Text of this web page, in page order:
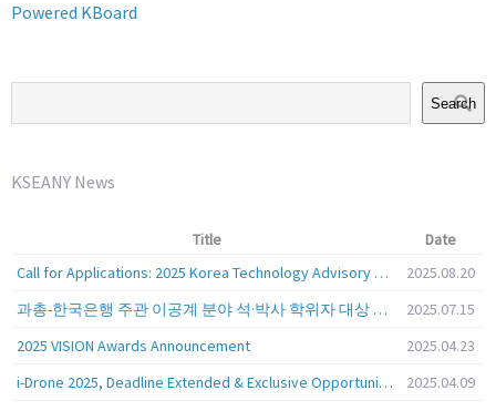
Powered KBoard
Search
KSEANY News
Title
Date
Call for Applications: 2025 Korea Technology Advisory Group (K-TAG)
2025.08.20
과총-한국은행 주관 이공계 분야 석·박사 학위자 대상 서베이
2025.07.15
2025 VISION Awards Announcement
2025.04.23
i-Drone 2025, Deadline Extended & Exclusive Opportunity to Travel to Korea!
2025.04.09